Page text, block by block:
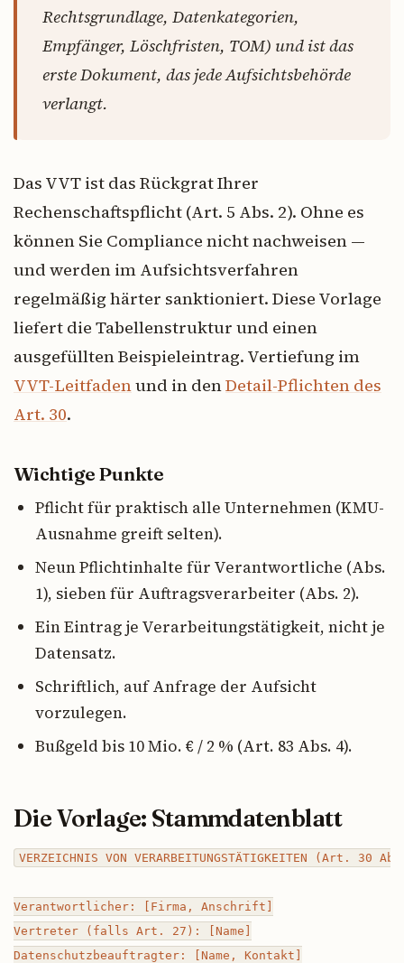
Rechtsgrundlage, Datenkategorien,
Empfänger, Löschfristen, TOM) und ist das
erste Dokument, das jede Aufsichtsbehörde
verlangt.
Das VVT ist das Rückgrat Ihrer
Rechenschaftspflicht (Art. 5 Abs. 2). Ohne es
können Sie Compliance nicht nachweisen —
und werden im Aufsichtsverfahren
regelmäßig härter sanktioniert. Diese Vorlage
liefert die Tabellenstruktur und einen
ausgefüllten Beispieleintrag. Vertiefung im
VVT-Leitfadenund in denDetail-Pflichten des
Art. 30.
Wichtige Punkte
Pflicht für praktisch alle Unternehmen (KMU-
Ausnahme greift selten).
Neun Pflichtinhalte für Verantwortliche (Abs.
1), sieben für Auftragsverarbeiter (Abs. 2).
Ein Eintrag je Verarbeitungstätigkeit, nicht je
Datensatz.
Schriftlich, auf Anfrage der Aufsicht
vorzulegen.
Bußgeld bis 10 Mio. € / 2 % (Art. 83 Abs. 4).
Die Vorlage: Stammdatenblatt
VERZEICHNIS VON VERARBEITUNGSTÄTIGKEITEN (Art. 30
Verantwortlicher: [Firma, Anschrift]
Vertreter (falls Art. 27): [Name]
Datenschutzbeauftragter: [Name, Kontakt]